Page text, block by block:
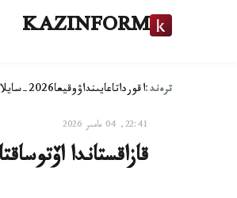
KAZINFORM
ترەند:اقورداتاعايىنداۋوقيعا2026-سايلاۋ
22:41, 04 مامىر 2026
قازاقستاندا